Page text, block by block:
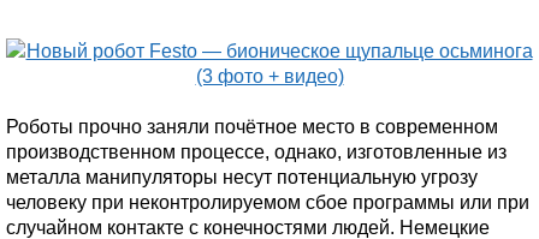
Роботы прочно заняли почётное место в современном
производственном процессе, однако, изготовленные из
металла манипуляторы несут потенциальную угрозу
человеку при неконтролируемом сбое программы или при
случайном контакте с конечностями людей. Немецкие